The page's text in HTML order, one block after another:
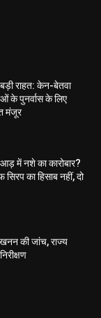
राहत: केन-बेतवा
के पुनर्वास के लिए
मंजूर
में नशे का कारोबार?
का हिसाब नहीं, दो
की जांच, राज्य